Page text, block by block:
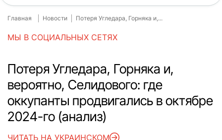
Главная
Новости
О нас
Инструкции
Спорт
Интервью
Досье
Репортаж
Блог
Главная Новости Потеря Угледара, Горняка и,...
МЫ В СОЦИАЛЬНЫХ СЕТЯХ
Потеря Угледара, Горняка и,
вероятно, Селидового: где
оккупанты продвигались в октябре
2024-го (анализ)
ЧИТАТЬ НА УКРАИНСКОМ